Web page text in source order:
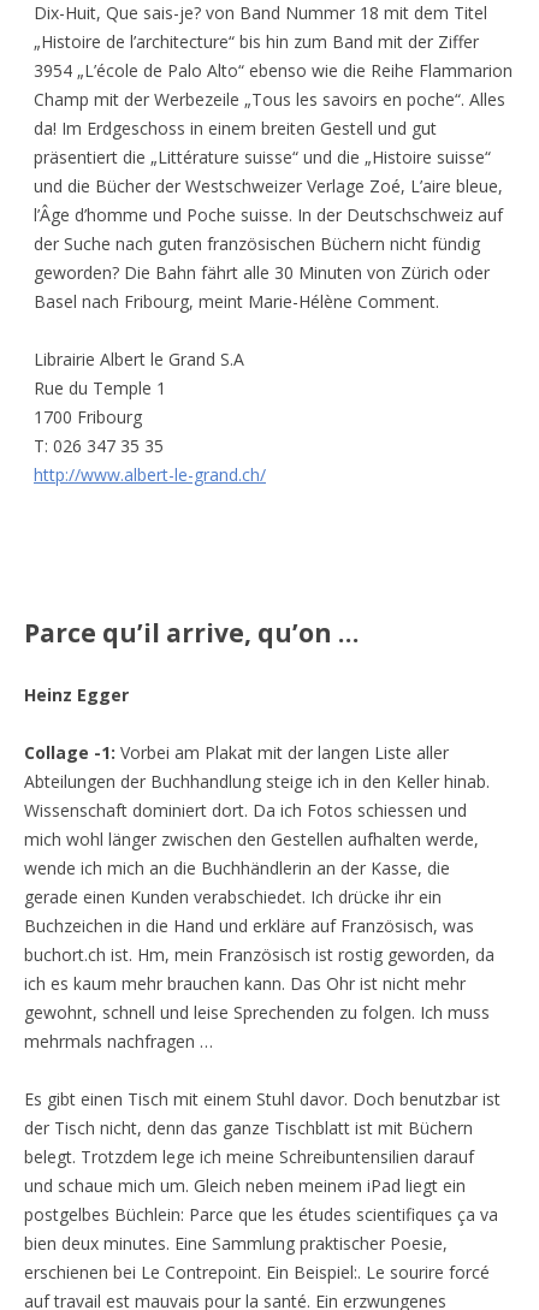
Dix-Huit, Que sais-je? von Band Nummer 18 mit dem Titel
„Histoire de l’architecture“ bis hin zum Band mit der Ziffer
3954 „L’école de Palo Alto“ ebenso wie die Reihe Flammarion
Champ mit der Werbezeile „Tous les savoirs en poche“. Alles
da! Im Erdgeschoss in einem breiten Gestell und gut
präsentiert die „Littérature suisse“ und die „Histoire suisse“
und die Bücher der Westschweizer Verlage Zoé, L’aire bleue,
l’Âge d’homme und Poche suisse. In der Deutschschweiz auf
der Suche nach guten französischen Büchern nicht fündig
geworden? Die Bahn fährt alle 30 Minuten von Zürich oder
Basel nach Fribourg, meint Marie-Hélène Comment.
Librairie Albert le Grand S.A
Rue du Temple 1
1700 Fribourg
T: 026 347 35 35
http://www.albert-le-grand.ch/
Parce qu’il arrive, qu’on …
Heinz Egger
Collage -1: Vorbei am Plakat mit der langen Liste aller
Abteilungen der Buchhandlung steige ich in den Keller hinab.
Wissenschaft dominiert dort. Da ich Fotos schiessen und
mich wohl länger zwischen den Gestellen aufhalten werde,
wende ich mich an die Buchhändlerin an der Kasse, die
gerade einen Kunden verabschiedet. Ich drücke ihr ein
Buchzeichen in die Hand und erkläre auf Französisch, was
buchort.ch ist. Hm, mein Französisch ist rostig geworden, da
ich es kaum mehr brauchen kann. Das Ohr ist nicht mehr
gewohnt, schnell und leise Sprechenden zu folgen. Ich muss
mehrmals nachfragen …
Es gibt einen Tisch mit einem Stuhl davor. Doch benutzbar ist
der Tisch nicht, denn das ganze Tischblatt ist mit Büchern
belegt. Trotzdem lege ich meine Schreibuntensilien darauf
und schaue mich um. Gleich neben meinem iPad liegt ein
postgelbes Büchlein: Parce que les études scientifiques ça va
bien deux minutes. Eine Sammlung praktischer Poesie,
erschienen bei Le Contrepoint. Ein Beispiel:. Le sourire forcé
auf travail est mauvais pour la santé. Ein erzwungenes